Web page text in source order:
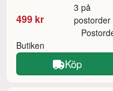
499 kr
3 på
postorder
Butiken
Köp